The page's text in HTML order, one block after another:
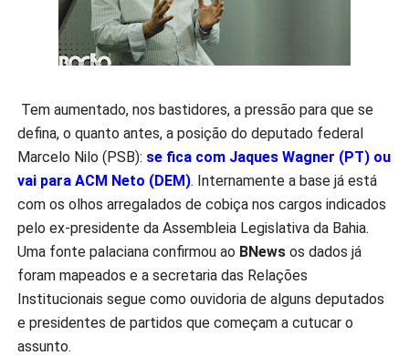
Tem aumentado, nos bastidores, a pressão para que se
defina, o quanto antes, a posição do deputado federal
Marcelo Nilo (PSB): se fica com Jaques Wagner (PT) ou
vai para ACM Neto (DEM). Internamente a base já está
com os olhos arregalados de cobiça nos cargos indicados
pelo ex-presidente da Assembleia Legislativa da Bahia.
Uma fonte palaciana confirmou ao BNewsos dados já
foram mapeados e a secretaria das Relações
Institucionais segue como ouvidoria de alguns deputados
e presidentes de partidos que começam a cutucar o
assunto.